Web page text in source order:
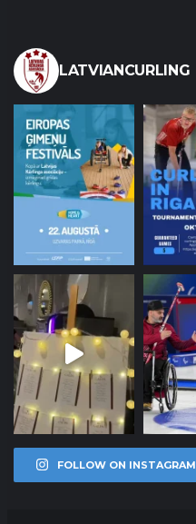
LATVIANCURLING
FOLLOW ON INSTAGRAM